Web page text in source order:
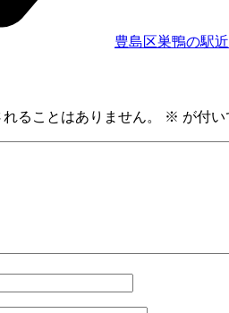
豊島区巣鴨の駅
ることはありません。 ※ が付